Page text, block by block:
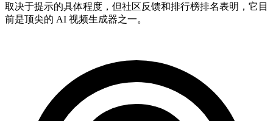
取决于提示的具体程度，但社区反馈和排行榜排名表明，它目
前是顶尖的 AI 视频生成器之一。